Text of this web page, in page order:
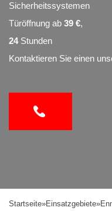
Sicherheitssystemen
Türöffnung ab 39 €,
24Stunden
Kontaktieren Sie einen
Startseite»Einsatzgebiete»